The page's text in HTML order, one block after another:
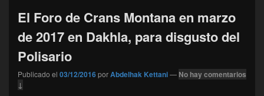
El Foro de Crans Montana en marzo
de 2017 en Dakhla, para disgusto del
Polisario
Publicado el 03/12/2016porAbdelhak Kettani— No hay comentarios
↓